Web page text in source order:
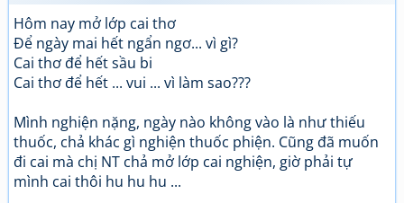
Hôm nay mở lớp cai thơ
Để ngày mai hết ngẩn ngơ... vì gì?
Cai thơ để hết sầu bi
Cai thơ để hết ... vui ... vì làm sao???
Mình nghiện nặng, ngày nào không vào là như thiếu
thuốc, chả khác gì nghiện thuốc phiện. Cũng đã muốn
đi cai mà chị NT chả mở lớp cai nghiện, giờ phải tự
mình cai thôi hu hu hu ...